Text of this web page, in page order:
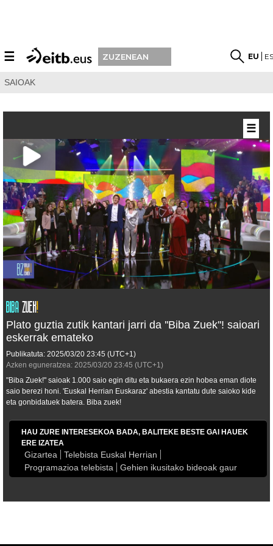
☰ ZUZENEAN EU
SAIOAK
Plato guztia zutik kantari jarri da ''Biba Zuek''! saioari
eskerrak emateko
Publikatuta: 2025/03/20 23:45 (UTC+1)
Azken eguneratzea: 2025/03/20 23:45 (UTC+1)
"Biba Zuek!" saioak 1.000 saio egin ditu eta bukaera ezin hobea eman diote
saio berezi honi. 'Euskal Herrian Euskaraz' abestia kantatu dute saioko kide
eta gonbidatuek batera. Biba zuek!
HAU ZURE INTERESEKOA BADA, BALITEKE BESTE GAI HAUEK
ERE IZATEA
Gizartea
Telebista Euskal Herrian
Programazioa telebista
Gehien ikusitako bideoak gaur
☰